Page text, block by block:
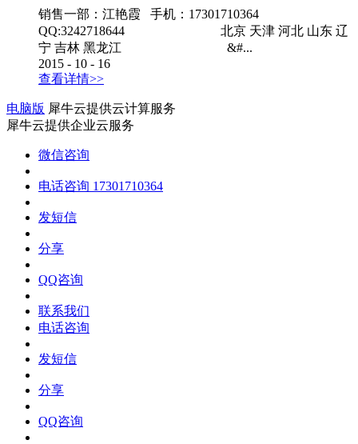
销售一部：江艳霞 手机：17301710364
QQ:3242718644 北京 天津 河北 山东 辽
宁 吉林 黑龙江 &#...
2015 - 10 - 16
查看详情>>
电脑版 犀牛云提供云计算服务
犀牛云提供企业云服务
微信咨询
电话咨询 17301710364
发短信
分享
QQ咨询
联系我们
电话咨询
发短信
分享
QQ咨询